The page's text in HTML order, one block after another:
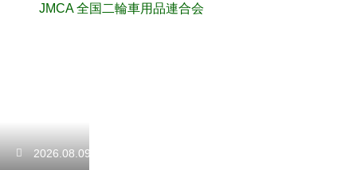
JMCA 全国二輪車用品連合会
2026.08.09